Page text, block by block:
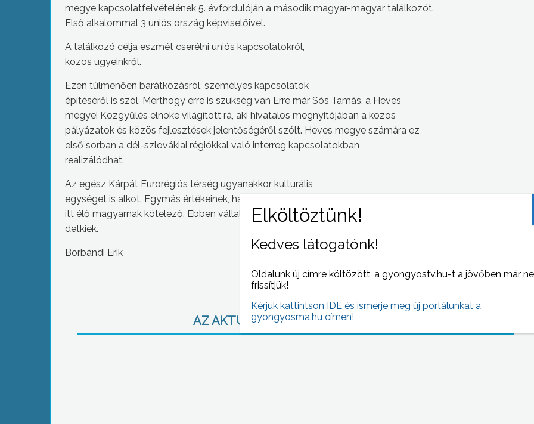
megye kapcsolatfelvételének 5. évfordulóján a második magyar-magyar találkozót.
Első alkalommal 3 uniós ország képviselőivel.
A találkozó célja eszmét cserélni uniós kapcsolatokról,
közös ügyeinkről.
Ezen túlmenően barátkozásról, személyes kapcsolatok
építéséről is szól. Merthogy erre is szükség van Erre már Sós Tamás, a Heves
megyei Közgyűlés elnöke világított rá, aki hivatalos megnyitójában a közös
pályázatok és közös fejlesztések jelentőségéről szólt. Heves megye számára ez
első sorban a dél-szlovákiai régiókkal való interreg kapcsolatokban
realizálódhat.
Az egész Kárpát Eurorégiós térség ugyanakkor kulturális
egységet is alkot. Egymás értékeinek, hagyományainak megismerése ezért minden
itt élő magyarnak kötelező. Ebben vállaltak úttörő és hídverő szerepet a
detkiek.
Borbándi Erik
AZ AKTUÁLIS NAPI HÍREI
Kedves látogatónk!
Oldalunk új címre költözött, a gyongyostv.hu-t a jövőben már
frissítjük!
Kérjük kattintson IDE és ismerje meg új portálunkat a
gyongyosma.hu címen!